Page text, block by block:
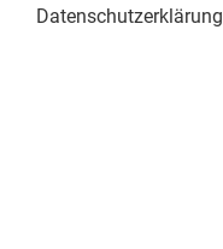
Datenschutzerklärung